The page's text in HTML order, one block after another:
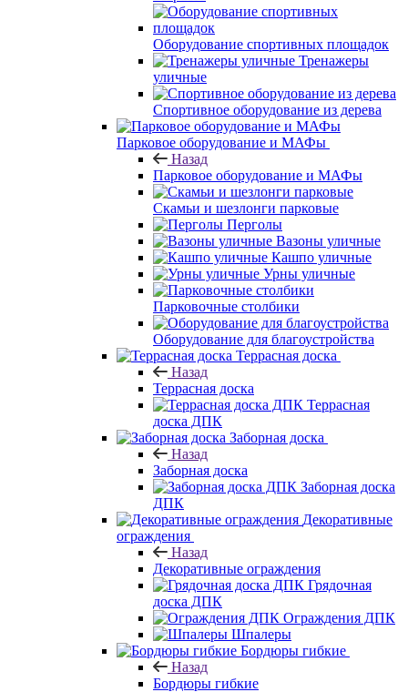
Оборудование спортивных площадок
Тренажеры
уличные
Спортивное оборудование из дерева
Парковое оборудование и МАФы
Назад
Парковое оборудование и МАФы
Скамьи и шезлонги парковые
Перголы
Вазоны уличные
Кашпо уличные
Урны уличные
Парковочные столбики
Оборудование для благоустройства
Террасная доска
Назад
Террасная доска
Террасная
доска ДПК
Заборная доска
Назад
Заборная доска
Заборная доска
ДПК
Декоративные
ограждения
Назад
Декоративные ограждения
Грядочная
доска ДПК
Ограждения ДПК
Шпалеры
Бордюры гибкие
Назад
Бордюры гибкие